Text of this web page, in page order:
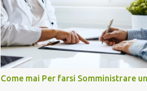
Come mai Per farsi Somministrare un